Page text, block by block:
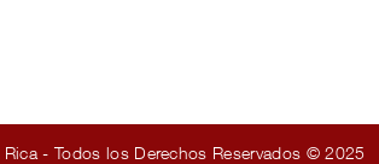
- Todos los Derechos Reservados © 2025